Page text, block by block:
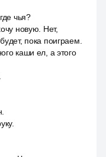
чья?
новую. Нет,
пока поиграем.
каши ел, а этого